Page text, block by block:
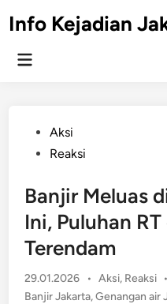
toInfo Kejadian
Main
PostedAksi
Reaksi
Banjir Meluas
Ini, Puluhan
Terendam
29.01.2026 • Posted
in
Aksi, Reaksi •
Banjir Jakarta,Genangan air